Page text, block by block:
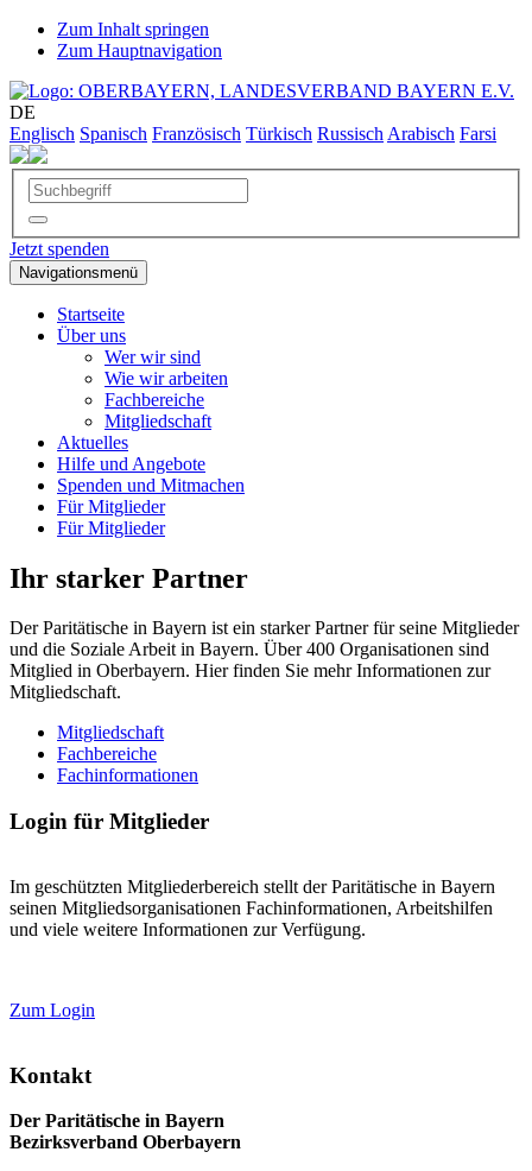
Zum Inhalt springen
Zum Hauptnavigation
DE
Englisch Spanisch Französisch Türkisch Russisch Arabisch Farsi
Jetzt spenden
Navigationsmenü
Startseite
Über uns
Wer wir sind
Wie wir arbeiten
Fachbereiche
Mitgliedschaft
Aktuelles
Hilfe und Angebote
Spenden und Mitmachen
Für Mitglieder
Für Mitglieder
Ihr starker Partner
Der Paritätische in Bayern ist ein starker Partner für seine Mitglieder
und die Soziale Arbeit in Bayern. Über 400 Organisationen sind
Mitglied in Oberbayern. Hier finden Sie mehr Informationen zur
Mitgliedschaft.
Mitgliedschaft
Fachbereiche
Fachinformationen
Login für Mitglieder
Im geschützten Mitgliederbereich stellt der Paritätische in Bayern
seinen Mitgliedsorganisationen Fachinformationen, Arbeitshilfen
und viele weitere Informationen zur Verfügung.
Zum Login
Kontakt
Der Paritätische in Bayern
Bezirksverband Oberbayern